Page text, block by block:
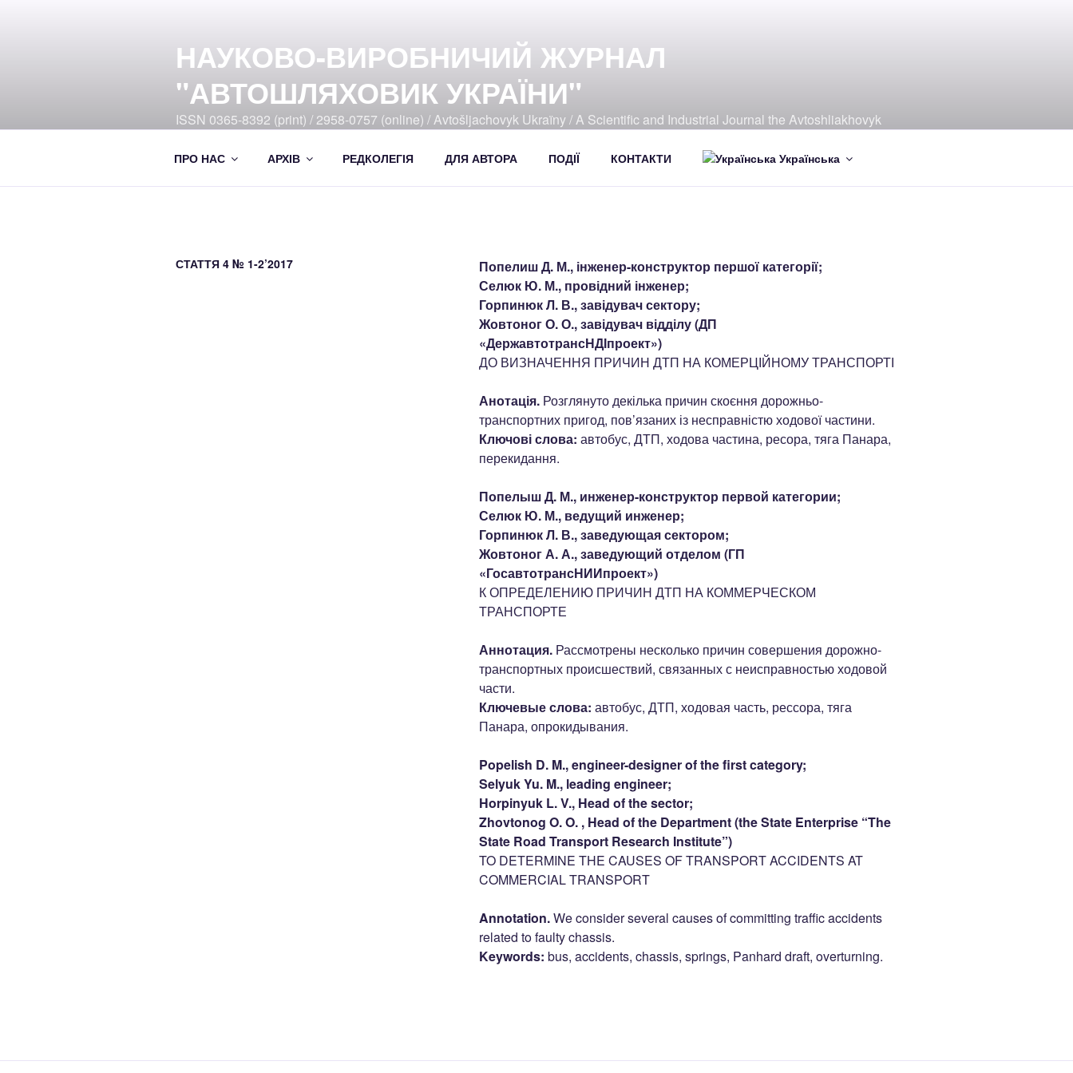
НАУКОВО-ВИРОБНИЧИЙ ЖУРНАЛ
"АВТОШЛЯХОВИК УКРАЇНИ"
ISSN 0365-8392 (print) / 2958-0757 (online) / Avtošljachovyk Ukraïny / A Scientific and Industrial Journal the Avtoshliakhovyk
ПРО НАС АРХІВ РЕДКОЛЕГІЯ ДЛЯ АВТОРА ПОДІЇ КОНТАКТИ Українська
СТАТТЯ 4 № 1-2’2017
Попелиш Д. М., інженер-конструктор першої категорії;
Селюк Ю. М., провідний інженер;
Горпинюк Л. В., завідувач сектору;
Жовтоног О. О., завідувач відділу (ДП
«ДержавтотрансНДІпроект»)
ДО ВИЗНАЧЕННЯ ПРИЧИН ДТП НА КОМЕРЦІЙНОМУ ТРАНСПОРТІ
Анотація.Розглянуто декілька причин скоєння дорожньо-
транспортних пригод, пов’язаних із несправністю ходової частини.
Ключові слова: автобус, ДТП, ходова частина, ресора, тяга Панара,
перекидання.
Попелыш Д. М., инженер-конструктор первой категории;
Селюк Ю. М., ведущий инженер;
Горпинюк Л. В., заведующая сектором;
Жовтоног А. А., заведующий отделом (ГП
«ГосавтотрансНИИпроект»)
К ОПРЕДЕЛЕНИЮ ПРИЧИН ДТП НА КОММЕРЧЕСКОМ
ТРАНСПОРТЕ
Аннотация.Рассмотрены несколько причин совершения дорожно-
транспортных происшествий, связанных с неисправностью ходовой
части.
Ключевые слова: автобус, ДТП, ходовая часть, рессора, тяга
Панара, опрокидывания.
Popelish D. M., engineer-designer of the first category;
Selyuk Yu. M., leading engineer;
Horpinyuk L. V., Head of the sector;
Zhovtonog O. O. , Head of the Department (the State Enterprise “The
State Road Transport Research Institute”)
TO DETERMINE THE CAUSES OF TRANSPORT ACCIDENTS AT
COMMERCIAL TRANSPORT
Annotation.We consider several causes of committing traffic accidents
related to faulty chassis.
Keywords: bus, accidents, chassis, springs, Panhard draft, overturning.